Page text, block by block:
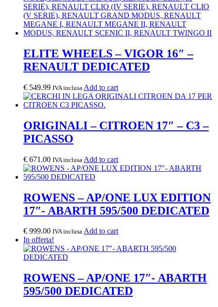
ELITE WHEELS – VIGOR 16″ –
RENAULT DEDICATED
€ 549.99 IVA inclusa Add to cart
ORIGINALI – CITROEN 17″ – C3 –
PICASSO
€ 671.00 IVA inclusa Add to cart
ROWENS – AP/ONE LUX EDITION
17″- ABARTH 595/500 DEDICATED
€ 999.00 IVA inclusa Add to cart
In offerta!
ROWENS – AP/ONE 17″- ABARTH
595/500 DEDICATED